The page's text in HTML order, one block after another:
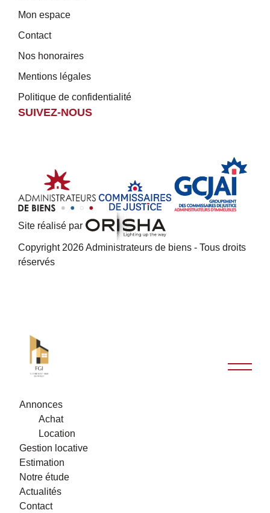
Mon espace
Contact
Nos honoraires
Mentions légales
Politique de confidentialité
SUIVEZ-NOUS
Site réalisé par
Copyright 2026 Administrateurs de biens - Tous droits
réservés
Annonces
Achat
Location
Gestion locative
Estimation
Notre étude
Actualités
Contact